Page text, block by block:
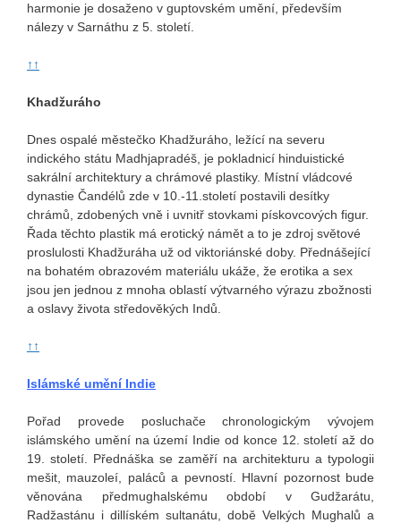
harmonie je dosaženo v guptovském umění, především
nálezy v Sarnáthu z 5. století.
↑↑
Khadžuráho
Dnes ospalé městečko Khadžuráho, ležící na severu
indického státu Madhjapradéš, je pokladnicí hinduistické
sakrální architektury a chrámové plastiky. Místní vládcové
dynastie Čandélů zde v 10.-11.století postavili desítky
chrámů, zdobených vně i uvnitř stovkami pískovcových figur.
Řada těchto plastik má erotický námět a to je zdroj světové
proslulosti Khadžuráha už od viktoriánské doby. Přednášející
na bohatém obrazovém materiálu ukáže, že erotika a sex
jsou jen jednou z mnoha oblastí výtvarného výrazu zbožnosti
a oslavy života středověkých Indů.
↑↑
Islámské umění Indie
Pořad provede posluchače chronologickým vývojem
islámského umění na území Indie od konce 12. století až do
19. století. Přednáška se zaměří na architekturu a typologii
mešit, mauzoleí, paláců a pevností. Hlavní pozornost bude
věnována předmughalskému období v Gudžarátu,
Radžastánu i dillíském sultanátu, době Velkých Mughalů a